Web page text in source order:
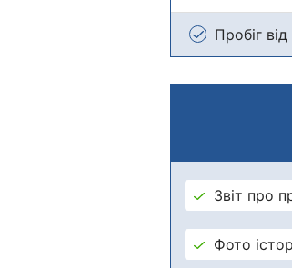
Пробіг
Звіт про
Фото